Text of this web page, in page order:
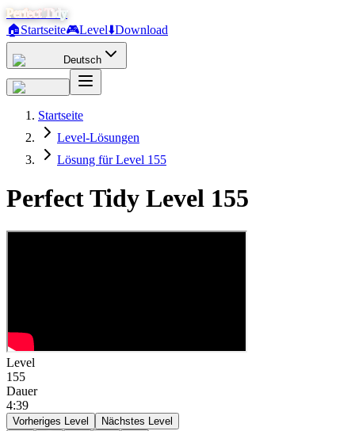
Perfect Tidy
🏠Startseite🎮Level⬇️Download
Deutsch
Startseite
Level-Lösungen
Lösung für Level 155
Perfect Tidy Level 155
Level
155
Dauer
4:39
Vorheriges Level Nächstes Level